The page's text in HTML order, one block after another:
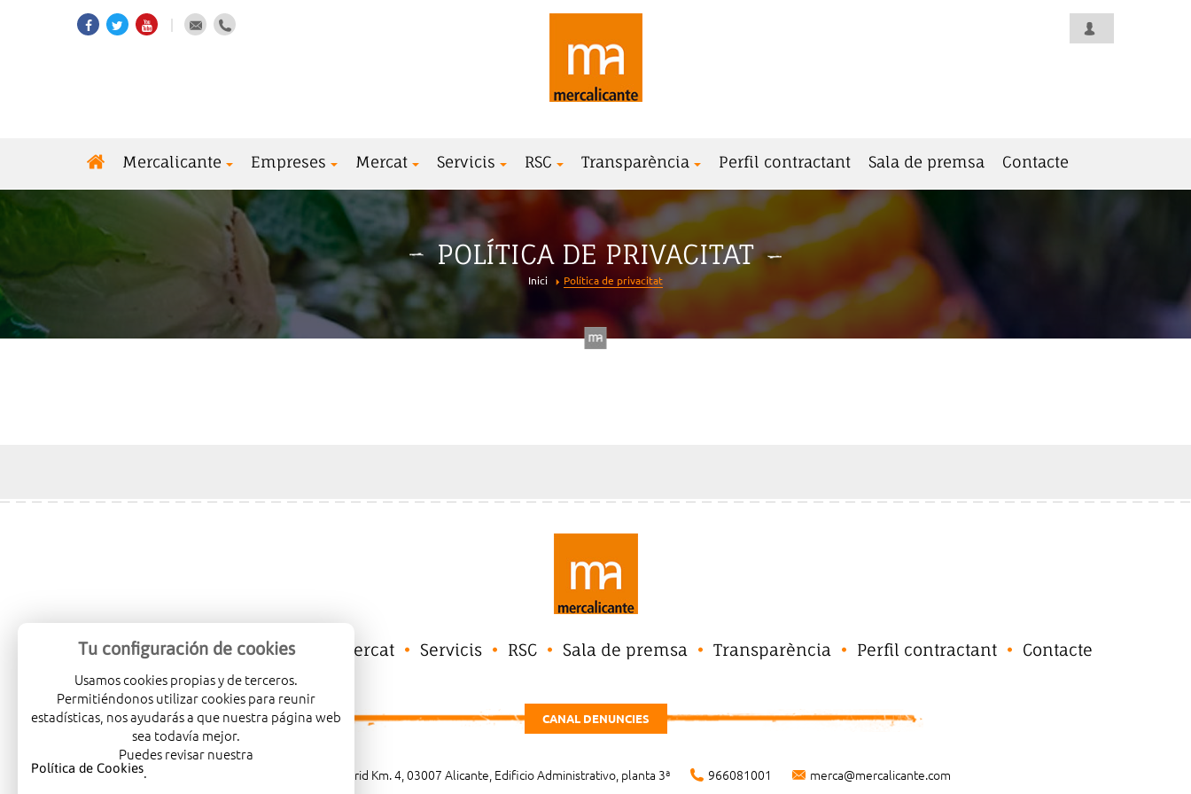
Mercalicante Empreses Mercat Servicis RSC Transparència Perfil contractant Sala de premsa Contacte
POLÍTICA DE PRIVACITAT
Inici Política de privacitat
Mercalicante Empreses Mercat Servicis RSC Sala de premsa Transparència Perfil contractant Contacte
CANAL DENUNCIES
Carretera de Madrid Km. 4, 03007 Alicante, Edificio Administrativo, planta 3ª 966081001 merca@mercalicante.com
Tu configuración de cookies
Usamos cookies propias y de terceros.
Permitiéndonos utilizar cookies para reunir
estadísticas, nos ayudarás a que nuestra página web
sea todavía mejor.
Puedes revisar nuestra
Política de Cookies.